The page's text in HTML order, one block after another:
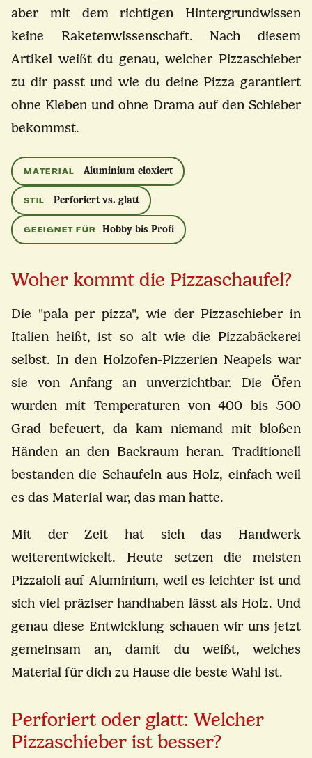
aber mit dem richtigen Hintergrundwissen
keine Raketenwissenschaft. Nach diesem
Artikel weißt du genau, welcher Pizzaschieber
zu dir passt und wie du deine Pizza garantiert
ohne Kleben und ohne Drama auf den Schieber
bekommst.
MATERIAL Aluminium eloxiert
STIL Perforiert vs. glatt
GEEIGNET FÜR Hobby bis Profi
Woher kommt die Pizzaschaufel?
Die "pala per pizza", wie der Pizzaschieber in
Italien heißt, ist so alt wie die Pizzabäckerei
selbst. In den Holzofen-Pizzerien Neapels war
sie von Anfang an unverzichtbar. Die Öfen
wurden mit Temperaturen von 400 bis 500
Grad befeuert, da kam niemand mit bloßen
Händen an den Backraum heran. Traditionell
bestanden die Schaufeln aus Holz, einfach weil
es das Material war, das man hatte.
Mit der Zeit hat sich das Handwerk
weiterentwickelt. Heute setzen die meisten
Pizzaioli auf Aluminium, weil es leichter ist und
sich viel präziser handhaben lässt als Holz. Und
genau diese Entwicklung schauen wir uns jetzt
gemeinsam an, damit du weißt, welches
Material für dich zu Hause die beste Wahl ist.
Perforiert oder glatt: Welcher
Pizzaschieber ist besser?